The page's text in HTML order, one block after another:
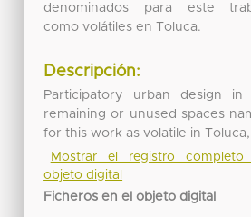
denominados para este
como volátiles en Toluca.
Descripción:
Participatory urban design in
remaining or unused spaces
for this work as volatile in Toluca,
Mostrar el registro completo
objeto digital
Ficheros en el objeto digital